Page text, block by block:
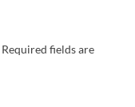
Required fields are